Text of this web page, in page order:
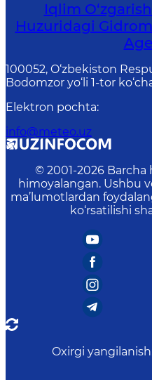
Iqlim
Huzuridagi
100052, O‘zbekiston
Bodomzor yo‘li 1-tor
Elektron pochta:
info@meteo.uz
© 2001-2026 Barcha
himoyalangan. Ushbu
ma’lumotlardan
ko‘rsatilishi
Oxirgi yangilanish